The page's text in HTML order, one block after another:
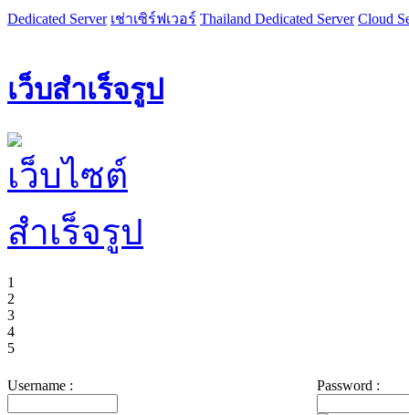
Dedicated Server เช่าเซิร์ฟเวอร์ Thailand Dedicated Server Cloud
เว็บสำเร็จรูป
1
2
3
4
5
Username : Password :